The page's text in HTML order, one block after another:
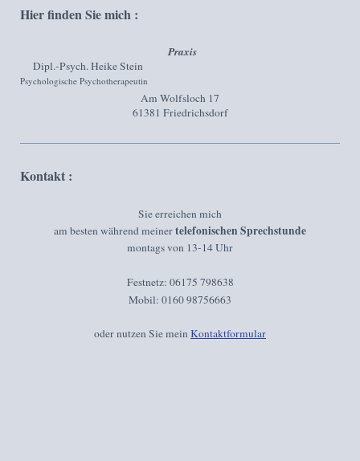
Hier finden Sie mich :
Praxis
Dipl.-Psych. Heike Stein
Psychologische Psychotherapeutin
Am Wolfsloch 17
61381 Friedrichsdorf
Kontakt :
Sie erreichen mich
am besten während meinertelefonischen Sprechstunde
montags von 13-14 Uhr
Festnetz: 06175 798638
Mobil: 0160 98756663
oder nutzen Sie mein Kontaktformular